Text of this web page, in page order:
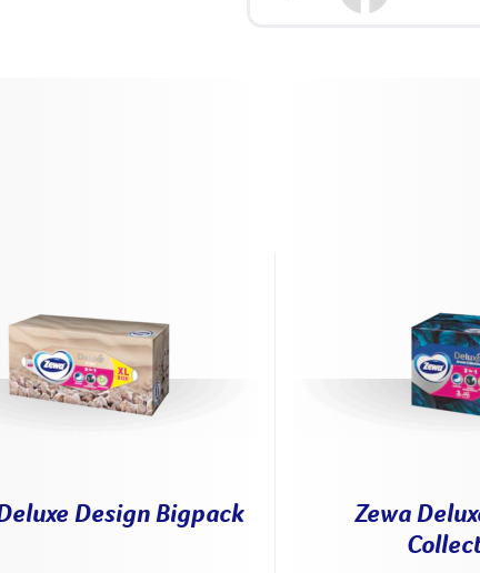
Design Bigpack
Zewa